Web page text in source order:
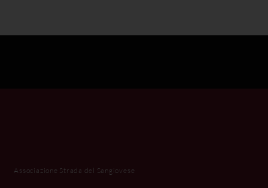
Associazione Strada del Sangiovese